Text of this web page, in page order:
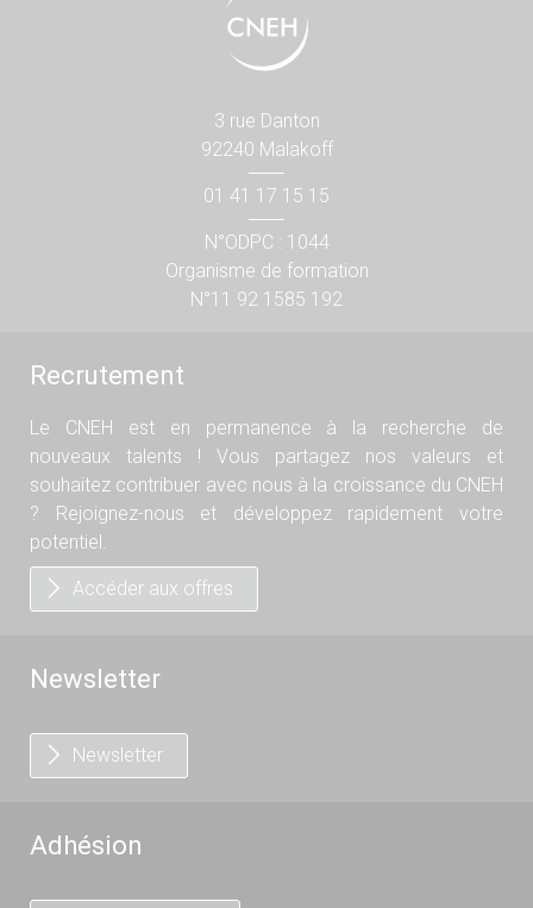
3 rue Danton
92240 Malakoff
01 41 17 15 15
N°ODPC : 1044
Organisme de formation
N°11 92 1585 192
Recrutement
Le CNEH est en permanence à la recherche de
nouveaux talents ! Vous partagez nos valeurs et
souhaitez contribuer avec nous à la croissance du CNEH
? Rejoignez-nous et développez rapidement votre
potentiel.
Accéder aux offres
Newsletter
Newsletter
Adhésion